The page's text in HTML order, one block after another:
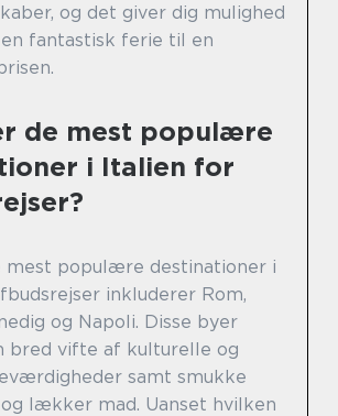
og det giver dig mulighed
fantastisk ferie til en
de mest populære
i Italien for
mest populære destinationer i
inkluderer Rom,
og Napoli. Disse byer
bred vifte af kulturelle og
samt smukke
lækker mad. Uanset hvilken